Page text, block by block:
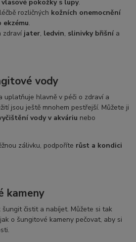
vlasové pokožky s lupy.
rozličných kožních onemocnění
.
zdraví jater, ledvin, slinivky břišní a
vody
uplatňuje hlavně v péči o zdraví a
jsou ještě mnohem pestřejší. Můžete ji
vody v akváriu nebo
zálivku, podpoříte růst a kondici
kameny
šungit čistit a nabíjet. Můžete si tak
o šungitové kameny pečovat, aby si